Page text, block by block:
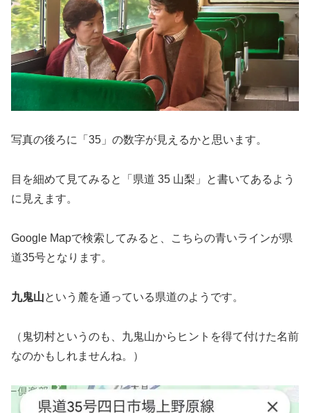
写真の後ろに「35」の数字が見えるかと思います。
目を細めて見てみると「県道 35 山梨」と書いてあるよう
に見えます。
Google Mapで検索してみると、こちらの青いラインが県
道35号となります。
九鬼山という麓を通っている県道のようです。
（鬼切村というのも、九鬼山からヒントを得て付けた名前
なのかもしれませんね。）